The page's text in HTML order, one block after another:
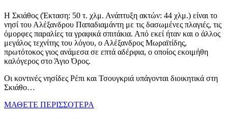
Η Σκιάθος (Έκταση: 50 τ. χλμ. Ανάπτυξη ακτών: 44 χλμ.) είναι το
νησί του Αλέξανδρου Παπαδιαμάντη με τις δασωμένες πλαγιές, τις
όμορφες παραλίες τα γραφικά σπιτάκια. Από εκεί ήταν και ο άλλος
μεγάλος τεχνίτης του λόγου, ο Αλέξανδρος Μωραϊτίδης,
πρωτότοκος γιος ανάμεσα σε επτά αδέρφια, ο οποίος εκοιμήθη
καλόγερος στο Άγιο Όρος.
Οι κοντινές νησίδες Ρέπι και Τσουγκριά υπάγονται διοικητικά στη
Σκιάθο…
ΜΑΘΕΤΕ ΠΕΡΙΣΣΟΤΕΡΑ